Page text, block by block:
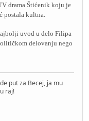
drama Štićenik koju je
postala kultna.
uvod u delo Filipa
delovanju nego
put za Becej, ja mu
raj!